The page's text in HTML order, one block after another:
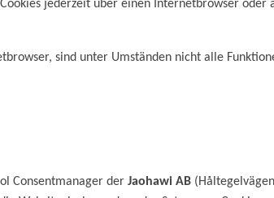
jederzeit über einen Internetbrowser
sind unter Umständen nicht alle
Consentmanager der Jaohawi AB